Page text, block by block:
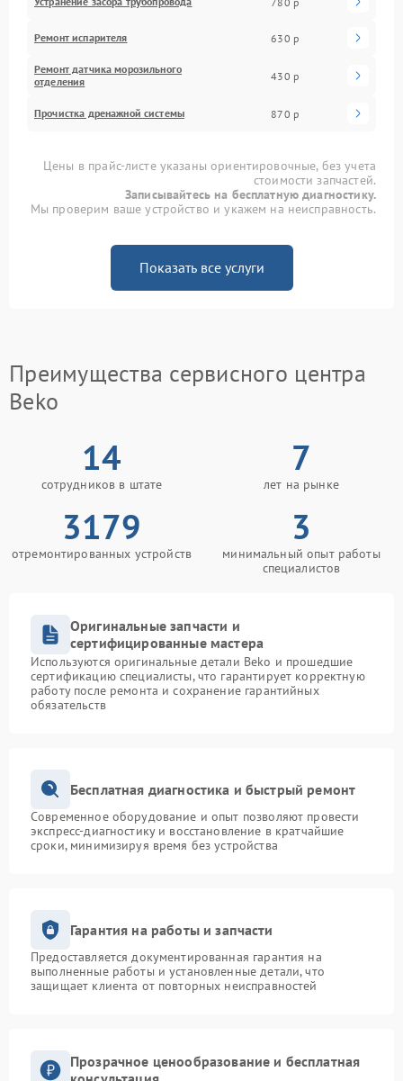
Ремонт испарителя 630 р
Ремонт датчика морозильного
отделения
430 р
Прочистка дренажной системы 870 р
Цены в прайс-листе указаны ориентировочные, без учета
стоимости запчастей.
Записывайтесь на бесплатную диагностику.
Мы проверим ваше устройство и укажем на неисправность.
Показать все услуги
Преимущества сервисного центра
Beko
14
сотрудников в штате
7
лет на рынке
3179
отремонтированных устройств
3
минимальный опыт работы
специалистов
Оригинальные запчасти и
сертифицированные мастера
Используются оригинальные детали Beko и прошедшие
сертификацию специалисты, что гарантирует корректную
работу после ремонта и сохранение гарантийных
обязательств
Бесплатная диагностика и быстрый ремонт
Современное оборудование и опыт позволяют провести
экспресс-диагностику и восстановление в кратчайшие
сроки, минимизируя время без устройства
Гарантия на работы и запчасти
Предоставляется документированная гарантия на
выполненные работы и установленные детали, что
защищает клиента от повторных неисправностей
Прозрачное ценообразование и бесплатная